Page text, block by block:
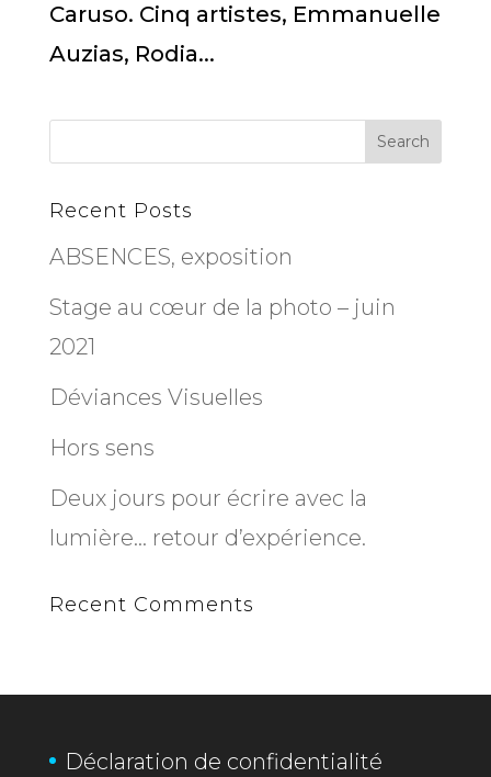
Caruso. Cinq artistes, Emmanuelle
Auzias, Rodia...
Recent Posts
ABSENCES, exposition
Stage au cœur de la photo – juin
2021
Déviances Visuelles
Hors sens
Deux jours pour écrire avec la
lumière… retour d’expérience.
Recent Comments
Déclaration de confidentialité